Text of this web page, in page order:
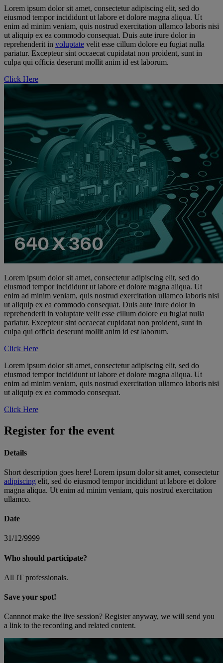
Lorem ipsum dolor sit amet, consectetur adipiscing elit, sed do
eiusmod tempor incididunt ut labore et dolore magna aliqua. Ut
enim ad minim veniam, quis nostrud exercitation ullamco laboris nisi
ut aliquip ex ea commodo consequat. Duis aute irure dolor in
reprehenderit in voluptate velit esse cillum dolore eu fugiat nulla
pariatur. Excepteur sint occaecat cupidatat non proident, sunt in
culpa qui officia deserunt mollit anim id est laborum.
Click Here
Lorem ipsum dolor sit amet, consectetur adipiscing elit, sed do
eiusmod tempor incididunt ut labore et dolore magna aliqua. Ut
enim ad minim veniam, quis nostrud exercitation ullamco laboris nisi
ut aliquip ex ea commodo consequat. Duis aute irure dolor in
reprehenderit in voluptate velit esse cillum dolore eu fugiat nulla
pariatur. Excepteur sint occaecat cupidatat non proident, sunt in
culpa qui officia deserunt mollit anim id est laborum.
Click Here
Lorem ipsum dolor sit amet, consectetur adipiscing elit, sed do
eiusmod tempor incididunt ut labore et dolore magna aliqua. Ut
enim ad minim veniam, quis nostrud exercitation ullamco laboris nisi
ut aliquip ex ea commodo consequat.
Click Here
Register for the event
Details
Short description goes here! Lorem ipsum dolor sit amet, consectetur
adipiscing elit, sed do eiusmod tempor incididunt ut labore et dolore
magna aliqua. Ut enim ad minim veniam, quis nostrud exercitation
ullamco.
Date
31/12/9999
Who should participate?
All IT professionals.
Save your spot!
Cannnot make the live session? Register anyway, we will send you
a link to the recording and related content.